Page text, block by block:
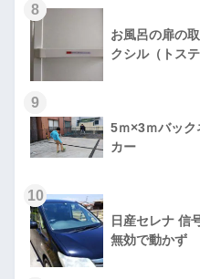
8
お風呂の扉の
クシル（トス
9
5ｍ×3ｍバック
カー
10
日産セレナ 信
無効で動かず